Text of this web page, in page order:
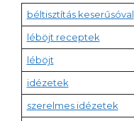
béltisztítás keserűsóval
léböjt receptek
léböjt
idézetek
szerelmes idézetek